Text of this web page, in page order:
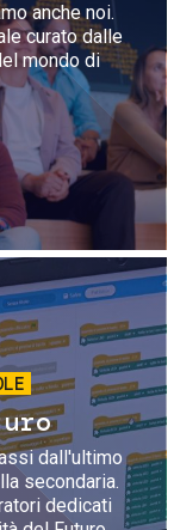
anche noi.
curato dalle
mondo di
dall'ultimo
secondaria.
dedicati